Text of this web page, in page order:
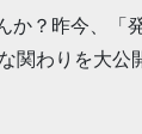
？昨今、「
関わりを大公